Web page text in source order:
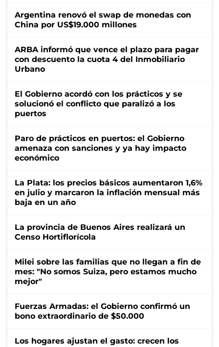
Argentina renovó el swap de monedas con
China por US$19.000 millones
ARBA informó que vence el plazo para pagar
con descuento la cuota 4 del Inmobiliario
Urbano
El Gobierno acordó con los prácticos y se
solucionó el conflicto que paralizó a los
puertos
Paro de prácticos en puertos: el Gobierno
amenaza con sanciones y ya hay impacto
económico
La Plata: los precios básicos aumentaron 1,6%
en julio y marcaron la inflación mensual más
baja en un año
La provincia de Buenos Aires realizará un
Censo Hortiflorícola
Milei sobre las familias que no llegan a fin de
mes: "No somos Suiza, pero estamos mucho
mejor"
Fuerzas Armadas: el Gobierno confirmó un
bono extraordinario de $50.000
Los hogares ajustan el gasto: crecen los